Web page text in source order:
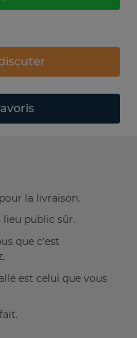
la livraison.
lieu public sûr.
que c’est
est celui que vous